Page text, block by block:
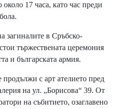
17 часа, като час преди
загиналите в Сръбско-
тържествената церемония
и българската армия.
с арт ателието пред
на ул. „Борисова“ 39. От
на събитието, озаглавено